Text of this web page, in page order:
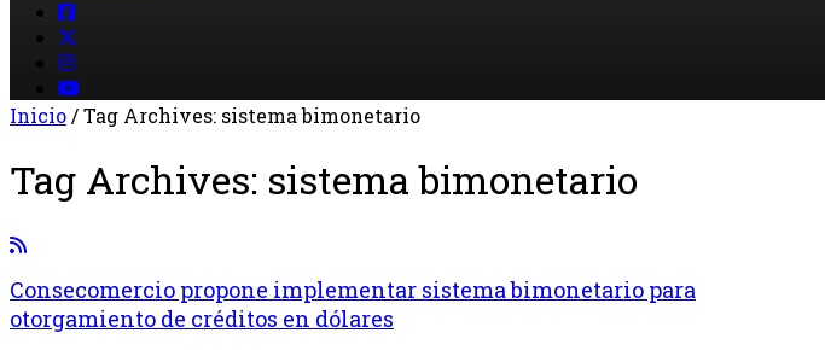
Inicio/Tag Archives: sistema bimonetario
Tag Archives: sistema bimonetario
Consecomercio propone implementar sistema bimonetario para
otorgamiento de créditos en dólares